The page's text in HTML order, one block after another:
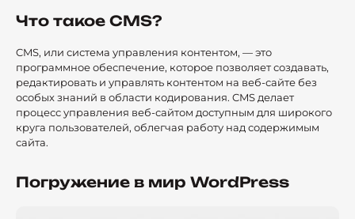
Что такое CMS?
CMS, или система управления контентом, — это
программное обеспечение, которое позволяет создавать,
редактировать и управлять контентом на веб-сайте без
особых знаний в области кодирования. CMS делает
процесс управления веб-сайтом доступным для широкого
круга пользователей, облегчая работу над содержимым
сайта.
Погружение в мир WordPress